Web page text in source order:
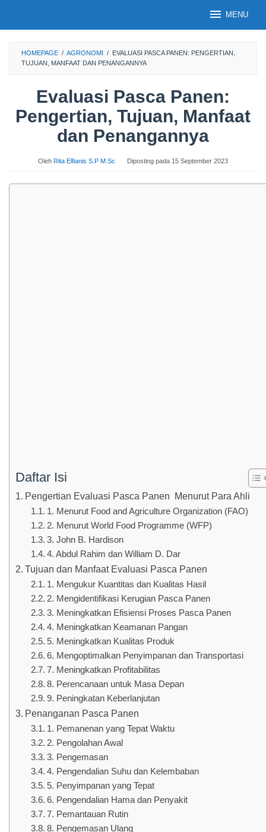
MENU
HOMEPAGE / AGRONOMI / EVALUASI PASCA PANEN: PENGERTIAN,
TUJUAN, MANFAAT DAN PENANGANNYA
Evaluasi Pasca Panen:
Pengertian, Tujuan, Manfaat
dan Penangannya
Oleh Rita Elfianis S.P M.Sc Diposting pada 15 September 2023
Daftar Isi
Pengertian Evaluasi Pasca Panen Menurut Para Ahli
1. Menurut Food and Agriculture Organization (FAO)
2. Menurut World Food Programme (WFP)
3. John B. Hardison
4. Abdul Rahim dan William D. Dar
Tujuan dan Manfaat Evaluasi Pasca Panen
1. Mengukur Kuantitas dan Kualitas Hasil
2. Mengidentifikasi Kerugian Pasca Panen
3. Meningkatkan Efisiensi Proses Pasca Panen
4. Meningkatkan Keamanan Pangan
5. Meningkatkan Kualitas Produk
6. Mengoptimalkan Penyimpanan dan Transportasi
7. Meningkatkan Profitabilitas
8. Perencanaan untuk Masa Depan
9. Peningkatan Keberlanjutan
Penanganan Pasca Panen
1. Pemanenan yang Tepat Waktu
2. Pengolahan Awal
3. Pengemasan
4. Pengendalian Suhu dan Kelembaban
5. Penyimpanan yang Tepat
6. Pengendalian Hama dan Penyakit
7. Pemantauan Rutin
8. Pengemasan Ulang